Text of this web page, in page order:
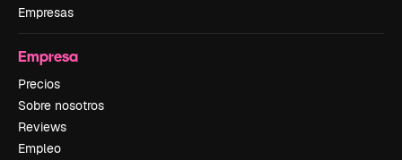
Empresas
Empresa
Precios
Sobre nosotros
Reviews
Empleo